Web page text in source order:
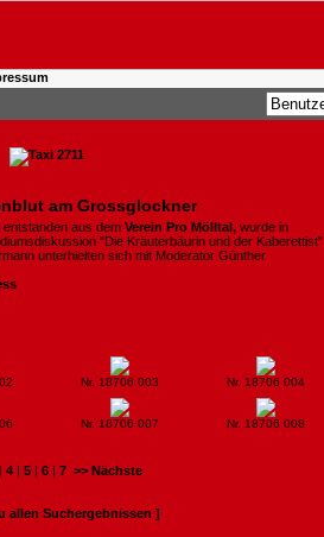
am Grossglockner
entstanden aus dem Verein Pro Mölltal, wurde in
"Die Kräuterbäurin und der Kaberettist"
unterhielten sich mit Moderator Günther
Nr. 18706 003 Nr. 18706 004
Nr. 18706 007 Nr. 18706 008
4| 5| 6| 7 >> Nächste
allen Suchergebnissen ]